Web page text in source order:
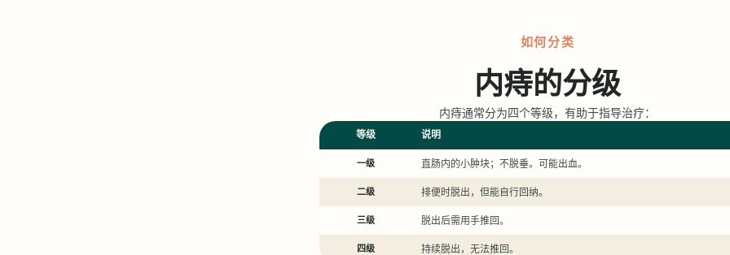
如何分类
内痔的分级
内痔通常分为四个等级，有助于指导治疗：
等级 说明
一级 直肠内的小肿块；不脱垂。可能出血。
二级 排便时脱出，但能自行回纳。
三级 脱出后需用手推回。
四级 持续脱出，无法推回。